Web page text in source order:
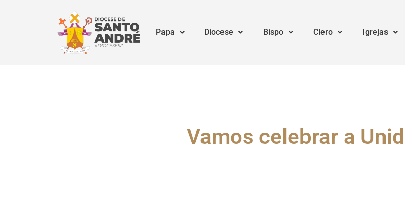
Papa Diocese Bispo Clero Igrejas
Vamos celebrar a